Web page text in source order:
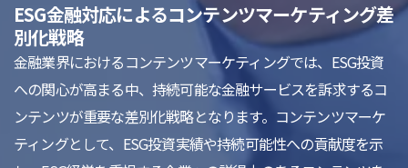
ESG金融対応によるコンテンツマーケティング差
別化戦略
金融業界におけるコンテンツマーケティングでは、ESG投資
への関心が高まる中、持続可能な金融サービスを訴求するコ
ンテンツが重要な差別化戦略となります。コンテンツマーケ
ティングとして、ESG投資実績や持続可能性への貢献度を示